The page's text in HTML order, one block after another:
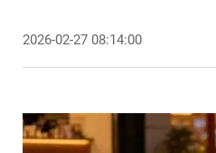
2026-02-27 08:14:00